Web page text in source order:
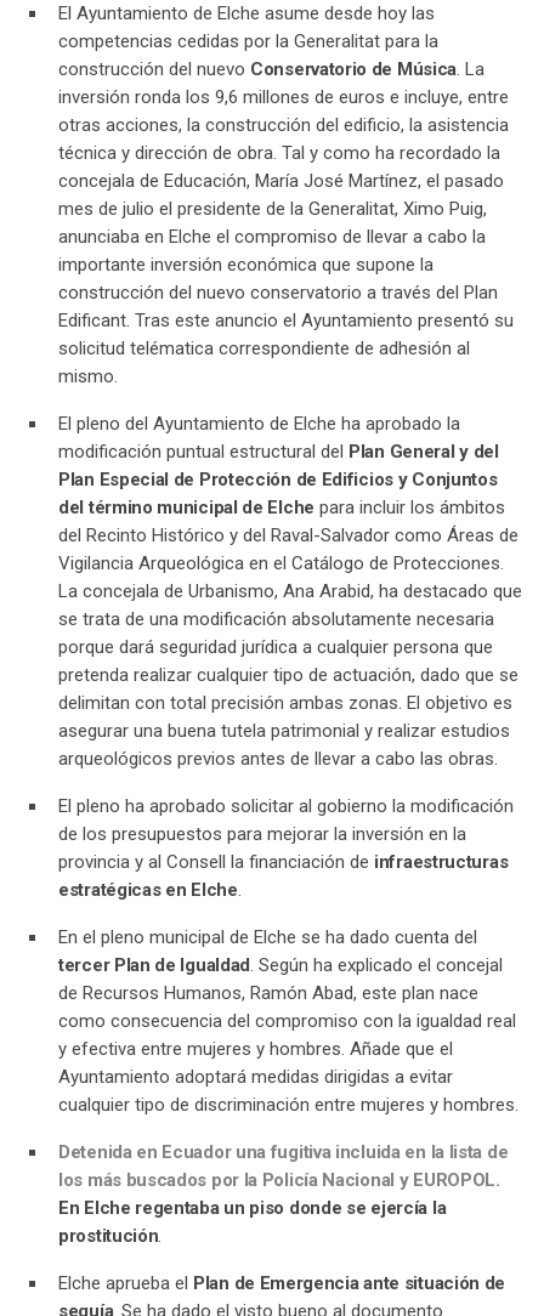
El Ayuntamiento de Elche asume desde hoy las
competencias cedidas por la Generalitat para la
construcción del nuevo Conservatorio de Música . La
inversión ronda los 9,6 millones de euros e incluye, entre
otras acciones, la construcción del edificio, la asistencia
técnica y dirección de obra. Tal y como ha recordado la
concejala de Educación, María José Martínez, el pasado
mes de julio el presidente de la Generalitat, Ximo Puig,
anunciaba en Elche el compromiso de llevar a cabo la
importante inversión económica que supone la
construcción del nuevo conservatorio a través del Plan
Edificant. Tras este anuncio el Ayuntamiento presentó su
solicitud telématica correspondiente de adhesión al
mismo.
El pleno del Ayuntamiento de Elche ha aprobado la
modificación puntual estructural del Plan General y del
Plan Especial de Protección de Edificios y Conjuntos
del término municipal de Elche para incluir los ámbitos
del Recinto Histórico y del Raval-Salvador como Áreas de
Vigilancia Arqueológica en el Catálogo de Protecciones.
La concejala de Urbanismo, Ana Arabid, ha destacado que
se trata de una modificación absolutamente necesaria
porque dará seguridad jurídica a cualquier persona que
pretenda realizar cualquier tipo de actuación, dado que se
delimitan con total precisión ambas zonas. El objetivo es
asegurar una buena tutela patrimonial y realizar estudios
arqueológicos previos antes de llevar a cabo las obras.
El pleno ha aprobado solicitar al gobierno la modificación
de los presupuestos para mejorar la inversión en la
provincia y al Consell la financiación de infraestructuras
estratégicas en Elche
En el pleno municipal de Elche se ha dado cuenta del
tercer Plan de Igualdad . Según ha explicado el concejal
de Recursos Humanos, Ramón Abad, este plan nace
como consecuencia del compromiso con la igualdad real
y efectiva entre mujeres y hombres. Añade que el
Ayuntamiento adoptará medidas dirigidas a evitar
cualquier tipo de discriminación entre mujeres y hombres.
Detenida en Ecuador una fugitiva incluida en la lista de
los más buscados por la Policía Nacional y EUROPOL.
En Elche regentaba un piso donde se ejercía la
prostitución
Elche aprueba el Plan de Emergencia ante situación de
sequía. Se ha dado el visto bueno al documento